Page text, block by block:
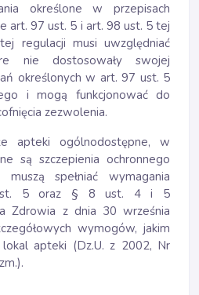
określone w przepisach
art. 97 ust. 5 i art. 98 ust. 5 tej
regulacji musi uwzględniać
nie dostosowały swojej
określonych w art. 97 ust. 5
i mogą funkcjonować do
zezwolenia.
apteki ogólnodostępne, w
są szczepienia ochronnego
muszą spełniać wymagania
5 oraz § 8 ust. 4 i 5
Zdrowia z dnia 30 września
wymogów, jakim
apteki (Dz.U. z 2002, Nr